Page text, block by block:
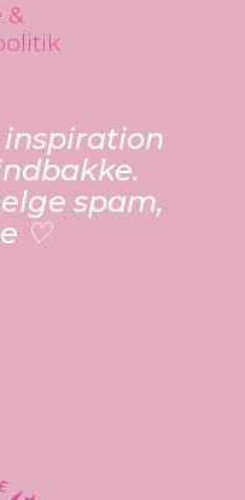
&
inspiration
spam,
♡